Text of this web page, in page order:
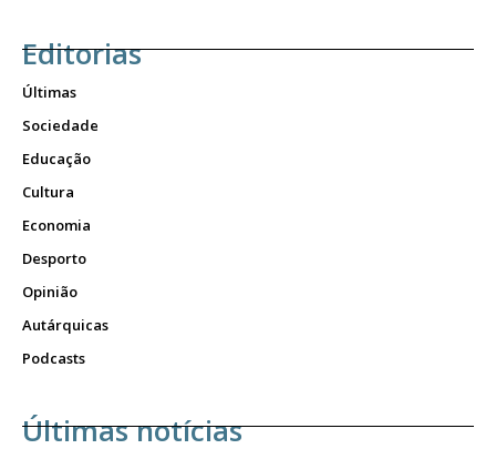
Editorias
Últimas
Sociedade
Educação
Cultura
Economia
Desporto
Opinião
Autárquicas
Podcasts
Últimas notícias